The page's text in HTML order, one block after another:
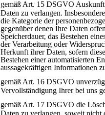
gemäß Art. 15 DSGVO Auskunft
Daten zu verlangen.
die Kategorie der
gegenüber denen Ihre Daten
Speicherdauer, das Bestehen
der Verarbeitung oder
Herkunft ihrer Daten, sofern
Bestehen einer automatisierten
aussagekräftigen Informationen
gemäß Art. 16 DSGVO
Vervollständigung Ihrer bei uns
gemäß Art. 17 DSGVO die
Daten zu verlangen, soweit nicht